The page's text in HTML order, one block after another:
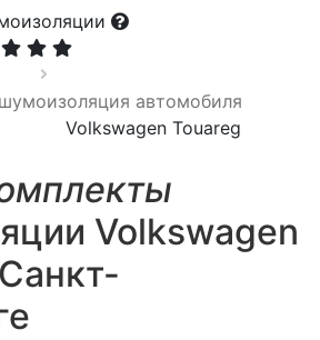
автомобиля
Volkswagen Touareg
Volkswagen